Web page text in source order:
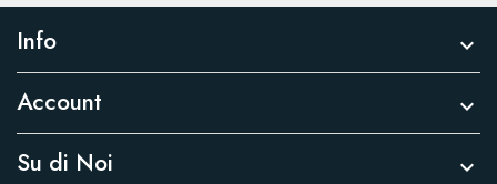
Info 
Account 
Su di Noi 